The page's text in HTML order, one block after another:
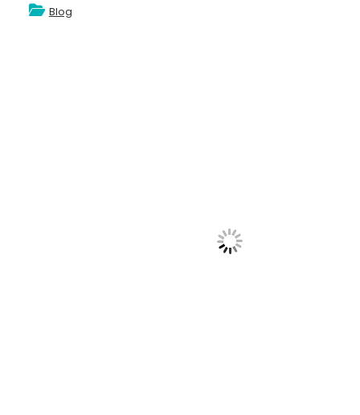
Blog